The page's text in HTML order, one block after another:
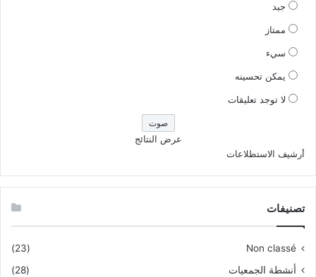
جيد
ممتاز
سيء
يمكن تحسينه
لا توجد تعليقات
عرض النتائج
أرشيف الاستطلاعات
تصنيفات
Non classé
(23)
أنشطة الجمعيات
(28)